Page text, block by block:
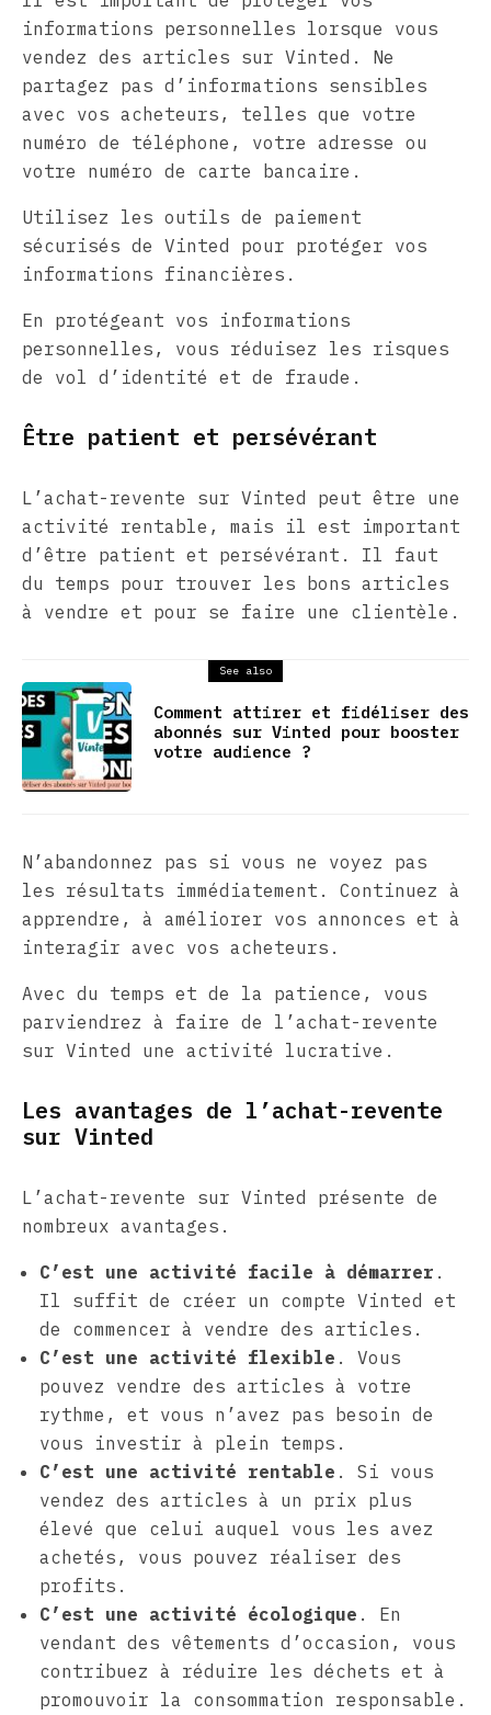
informations personnelles lorsque vous
vendez des articles sur Vinted. Ne
partagez pas d’informations sensibles
avec vos acheteurs, telles que votre
numéro de téléphone, votre adresse ou
votre numéro de carte bancaire.
Utilisez les outils de paiement
sécurisés de Vinted pour protéger vos
informations financières.
En protégeant vos informations
personnelles, vous réduisez les risques
de vol d’identité et de fraude.
Être patient et persévérant
L’achat-revente sur Vinted peut être une
activité rentable, mais il est important
d’être patient et persévérant. Il faut
du temps pour trouver les bons articles
à vendre et pour se faire une clientèle.
See also
Comment attirer et fidéliser des
abonnés sur Vinted pour booster
votre audience ?
N’abandonnez pas si vous ne voyez pas
les résultats immédiatement. Continuez à
apprendre, à améliorer vos annonces et à
interagir avec vos acheteurs.
Avec du temps et de la patience, vous
parviendrez à faire de l’achat-revente
sur Vinted une activité lucrative.
Les avantages de l’achat-revente
sur Vinted
L’achat-revente sur Vinted présente de
nombreux avantages.
C’est une activité facile à démarrer .
Il suffit de créer un compte Vinted et
de commencer à vendre des articles.
C’est une activité flexible . Vous
pouvez vendre des articles à votre
rythme, et vous n’avez pas besoin de
vous investir à plein temps.
C’est une activité rentable . Si vous
vendez des articles à un prix plus
élevé que celui auquel vous les avez
achetés, vous pouvez réaliser des
profits.
C’est une activité écologique . En
vendant des vêtements d’occasion, vous
contribuez à réduire les déchets et à
promouvoir la consommation responsable.